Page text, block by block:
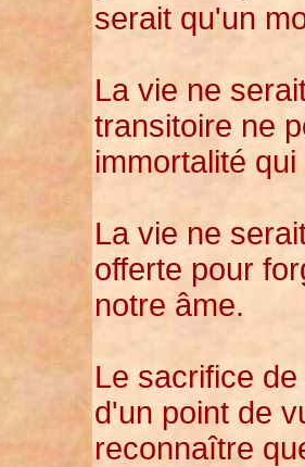
serait qu'un
La vie ne
transitoire ne
immortalité
La vie ne
offerte pour
notre âme.
Le sacrifice
d'un point de
reconnaître